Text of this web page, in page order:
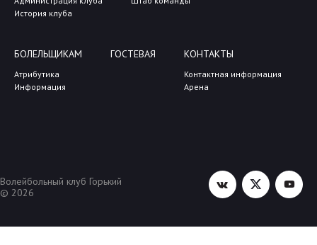
История клуба
БОЛЕЛЬЩИКАМ
Атрибутика
Информация
ГОСТЕВАЯ КОНТАКТЫ
Контактная информация
Арена
Волейбольный клуб Горький
© 2026